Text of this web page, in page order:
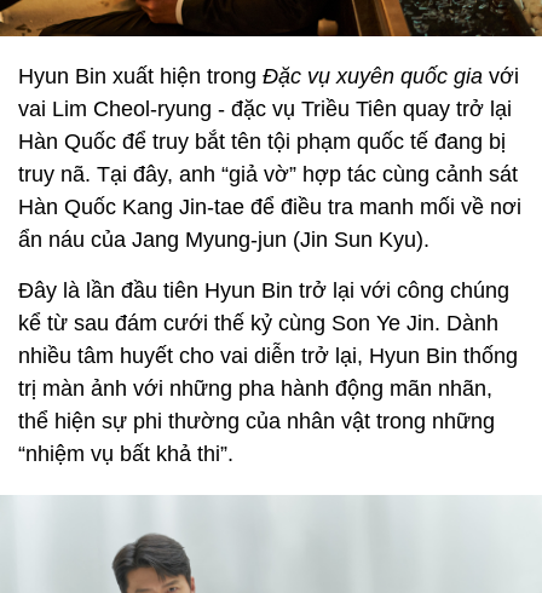
Hyun Bin xuất hiện trong Đặc vụ xuyên quốc gia với
vai Lim Cheol-ryung - đặc vụ Triều Tiên quay trở lại
Hàn Quốc để truy bắt tên tội phạm quốc tế đang bị
truy nã. Tại đây, anh “giả vờ” hợp tác cùng cảnh sát
Hàn Quốc Kang Jin-tae để điều tra manh mối về nơi
ẩn náu của Jang Myung-jun (Jin Sun Kyu).
Đây là lần đầu tiên Hyun Bin trở lại với công chúng
kể từ sau đám cưới thế kỷ cùng Son Ye Jin. Dành
nhiều tâm huyết cho vai diễn trở lại, Hyun Bin thống
trị màn ảnh với những pha hành động mãn nhãn,
thể hiện sự phi thường của nhân vật trong những
“nhiệm vụ bất khả thi”.